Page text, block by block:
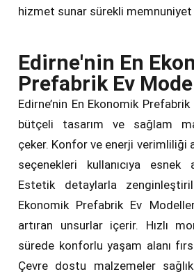
hizmet sunar sürekli memnuniyet
Edirne'nin En
Prefabrik Ev
Edirne’nin En Ekonomik
bütçeli tasarım ve sağlam
çeker. Konfor ve enerji verimliliği
seçenekleri kullanıcıya esnek
Estetik detaylarla
Ekonomik Prefabrik Ev
artıran unsurlar içerir. Hızlı
sürede konforlu yaşam alanı
Çevre dostu malzemeler